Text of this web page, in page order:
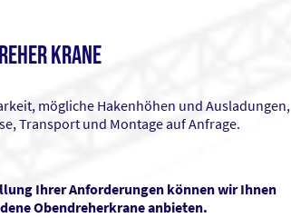
Krane
mögliche Hakenhöhen und Ausladungen,
Transport und Montage auf Anfrage.
Ihrer Anforderungen können wir Ihnen
Obendreherkrane anbieten.